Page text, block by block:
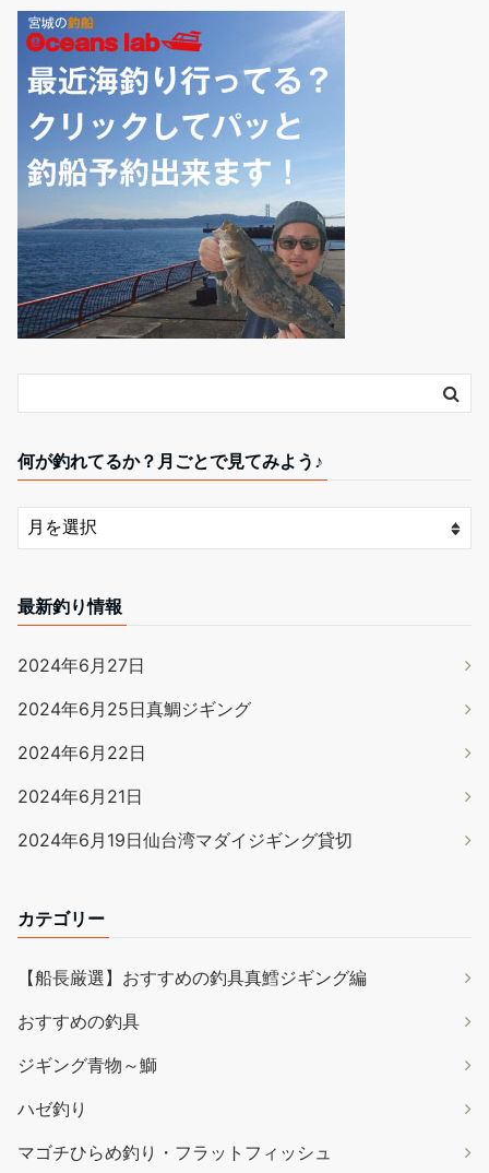
何が釣れてるか？月ごとで見てみよう♪
最新釣り情報
2024年6月27日
2024年6月25日真鯛ジギング
2024年6月22日
2024年6月21日
2024年6月19日仙台湾マダイジギング貸切
カテゴリー
【船長厳選】おすすめの釣具真鱈ジギング編
おすすめの釣具
ジギング青物～鰤
ハゼ釣り
マゴチひらめ釣り・フラットフィッシュ